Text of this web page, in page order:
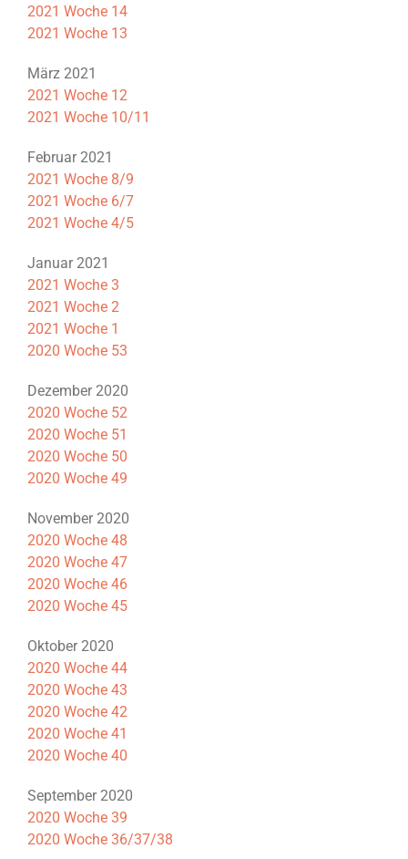
2021 Woche 14
2021 Woche 13
März 2021
2021 Woche 12
2021 Woche 10/11
Februar 2021
2021 Woche 8/9
2021 Woche 6/7
2021 Woche 4/5
Januar 2021
2021 Woche 3
2021 Woche 2
2021 Woche 1
2020 Woche 53
Dezember 2020
2020 Woche 52
2020 Woche 51
2020 Woche 50
2020 Woche 49
November 2020
2020 Woche 48
2020 Woche 47
2020 Woche 46
2020 Woche 45
Oktober 2020
2020 Woche 44
2020 Woche 43
2020 Woche 42
2020 Woche 41
2020 Woche 40
September 2020
2020 Woche 39
2020 Woche 36/37/38